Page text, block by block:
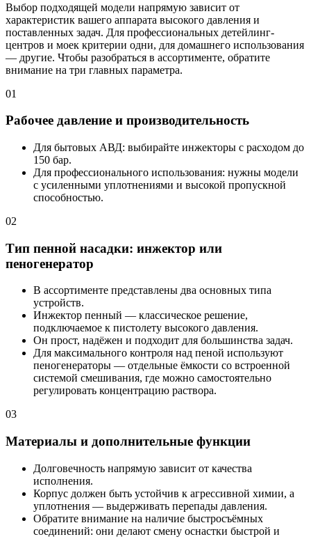
Выбор подходящей модели напрямую зависит от
характеристик вашего аппарата высокого давления и
поставленных задач. Для профессиональных детейлинг-
центров и моек критерии одни, для домашнего использования
— другие. Чтобы разобраться в ассортименте, обратите
внимание на три главных параметра.
01
Рабочее давление и производительность
Для бытовых АВД: выбирайте инжекторы с расходом до
150 бар.
Для профессионального использования: нужны модели
с усиленными уплотнениями и высокой пропускной
способностью.
02
Тип пенной насадки: инжектор или
пеногенератор
В ассортименте представлены два основных типа
устройств.
Инжектор пенный — классическое решение,
подключаемое к пистолету высокого давления.
Он прост, надёжен и подходит для большинства задач.
Для максимального контроля над пеной используют
пеногенераторы — отдельные ёмкости со встроенной
системой смешивания, где можно самостоятельно
регулировать концентрацию раствора.
03
Материалы и дополнительные функции
Долговечность напрямую зависит от качества
исполнения.
Корпус должен быть устойчив к агрессивной химии, а
уплотнения — выдерживать перепады давления.
Обратите внимание на наличие быстросъёмных
соединений: они делают смену оснастки быстрой и